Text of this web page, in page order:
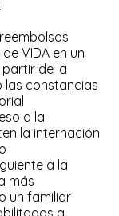
reembolsos
VIDA en un
de la
las constancias
a la
la internación
a la
más
un familiar